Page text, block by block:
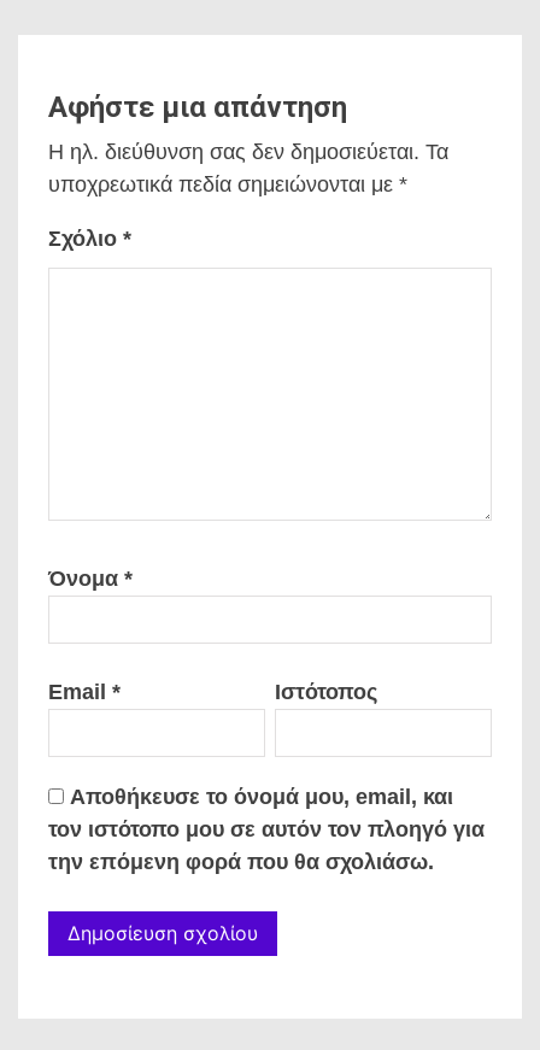
Αφήστε μια απάντηση
Η ηλ. διεύθυνση σας δεν δημοσιεύεται. Τα
υποχρεωτικά πεδία σημειώνονται με *
Σχόλιο *
Όνομα *
Email * Ιστότοπος
Αποθήκευσε το όνομά μου, email, και
τον ιστότοπο μου σε αυτόν τον πλοηγό για
την επόμενη φορά που θα σχολιάσω.